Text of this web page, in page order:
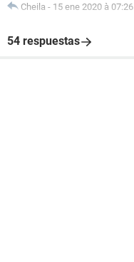
Cheila - 15 ene 2020 à 07:26
54 respuestas